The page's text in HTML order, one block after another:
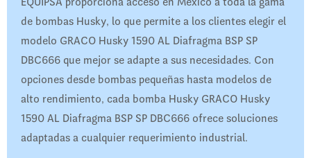
de bombas Husky, lo que permite a los clientes elegir el
modelo GRACO Husky 1590 AL Diafragma BSP SP
DBC666 que mejor se adapte a sus necesidades. Con
opciones desde bombas pequeñas hasta modelos de
alto rendimiento, cada bomba Husky GRACO Husky
1590 AL Diafragma BSP SP DBC666 ofrece soluciones
adaptadas a cualquier requerimiento industrial.